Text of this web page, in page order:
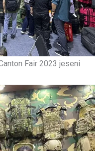
Fair 2023 jeseni